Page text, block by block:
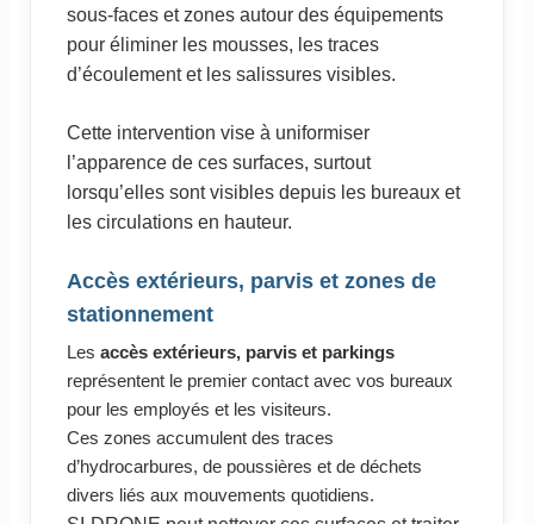
sous-faces et zones autour des équipements
pour éliminer les mousses, les traces
d’écoulement et les salissures visibles.
Cette intervention vise à uniformiser
l’apparence de ces surfaces, surtout
lorsqu’elles sont visibles depuis les bureaux et
les circulations en hauteur.
Accès extérieurs, parvis et zones de
stationnement
Les accès extérieurs, parvis et parkings
représentent le premier contact avec vos bureaux
pour les employés et les visiteurs.
Ces zones accumulent des traces
d’hydrocarbures, de poussières et de déchets
divers liés aux mouvements quotidiens.